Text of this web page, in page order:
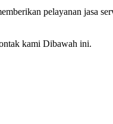
pelayanan jasa
kami Dibawah ini.